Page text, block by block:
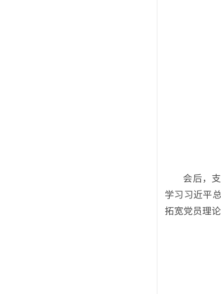
会后，
学习习近平
拓宽党员理